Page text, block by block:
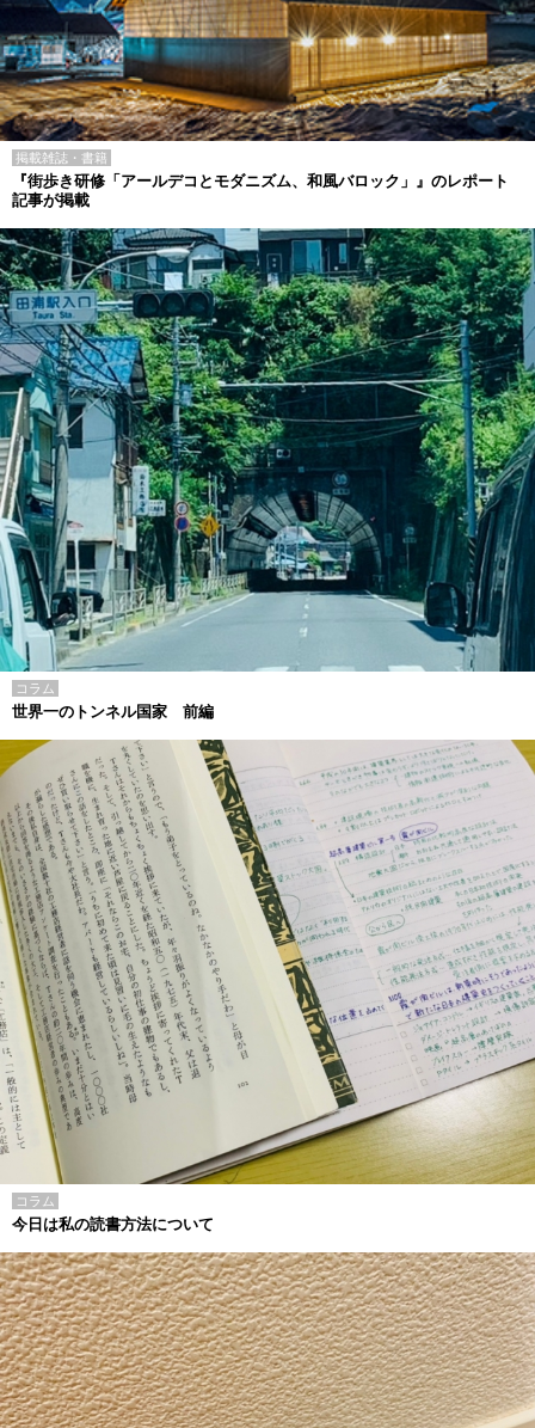
掲載雑誌・書籍
『街歩き研修「アールデコとモダニズム、和風バロック」』のレポート
記事が掲載
コラム
世界一のトンネル国家 前編
コラム
今日は私の読書方法について